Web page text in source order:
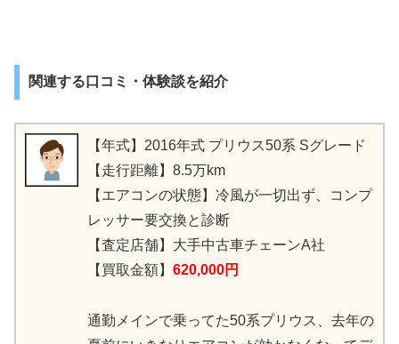
関連する口コミ・体験談を紹介
【年式】2016年式 プリウス50系 Sグレード
【走行距離】8.5万km
【エアコンの状態】冷風が一切出ず、コンプ
レッサー要交換と診断
【査定店舗】大手中古車チェーンA社
【買取金額】 620,000円
通勤メインで乗ってた50系プリウス、去年の